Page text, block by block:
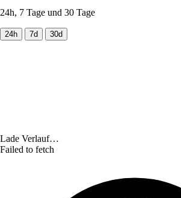
24h, 7 Tage und 30 Tage
24h 7d 30d
Lade Verlauf…
Failed to fetch